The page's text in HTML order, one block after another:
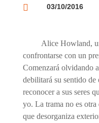
 03/10/2016
Alice Howland, una
confrontarse con un
Comenzará olvidando
debilitará su sentido de
reconocer a sus seres
yo. La trama no es
que desorganiza